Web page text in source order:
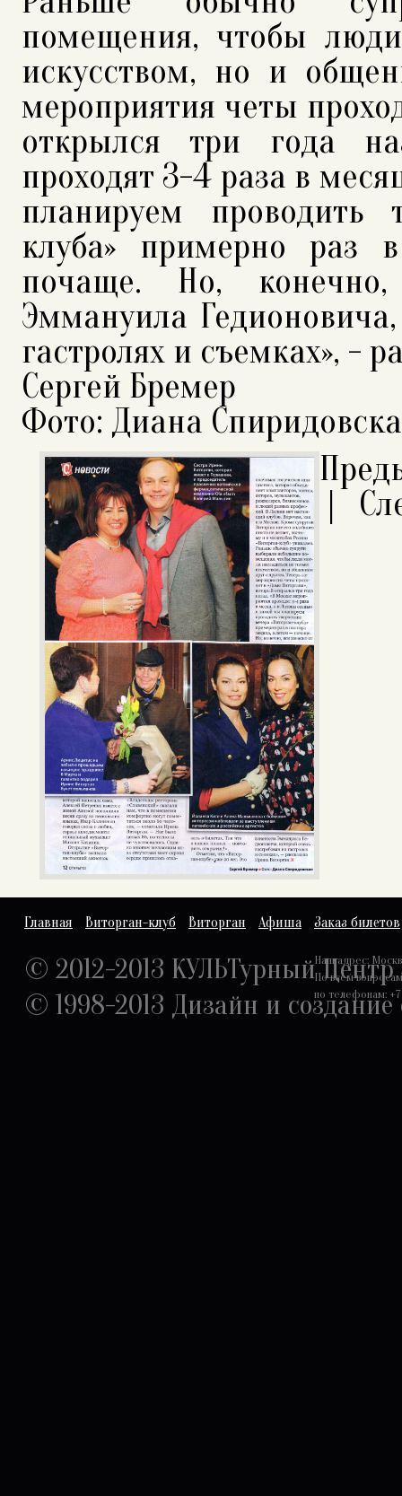
помещения, чтобы
искусством, но и
мероприятия четы
открылся три года
проходят 3-4 раза в
планируем проводить
клуба» примерно раз
почаще. Но,
Эммануила
гастролях и съемках», -
Сергей Бремер
Фото: Диана
|
Главная Виторган-клуб Виторган Афиша Заказ билетов
© 2012-2013 КУЛЬТурный
© 1998-2013 Дизайн и
Наш адрес:
По всем
по телефонам: